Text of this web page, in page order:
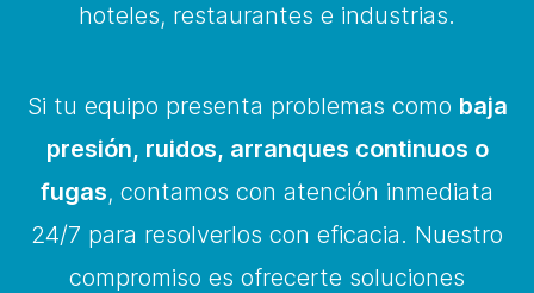
hoteles, restaurantes e industrias.
Si tu equipo presenta problemas como baja
presión, ruidos, arranques continuos o
fugas, contamos con atención inmediata
24/7 para resolverlos con eficacia. Nuestro
compromiso es ofrecerte soluciones